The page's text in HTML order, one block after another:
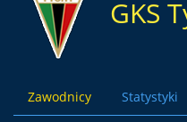
GKS
Zawodnicy Statystyki